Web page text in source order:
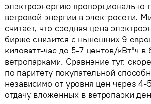
электроэнергию пропорционально
ветровой энергии в электросети.
считает, что средняя цена
бирже снизится с нынешних 9
киловатт-час до 5-7 центов/кВт*ч в
ветропарками. Сравнение тут,
по паритету покупательной
независимо от уровня цен через 4-
отдачу вложенных в ветропарки